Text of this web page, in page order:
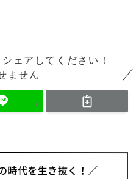
ェアしてください！
ません